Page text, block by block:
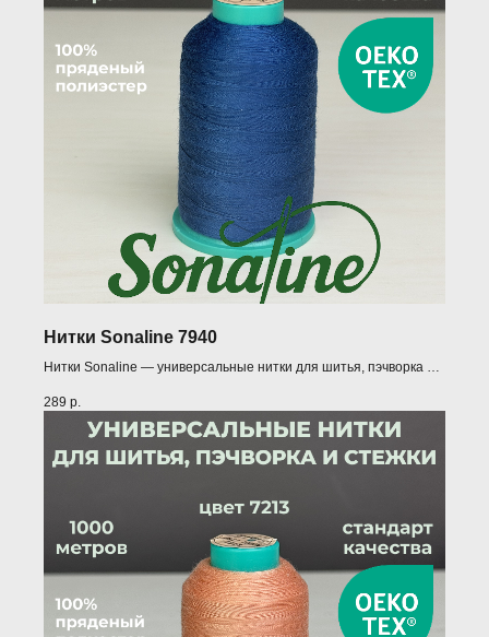
Нитки Sonaline 7940
Нитки Sonaline — универсальные нитки для шитья, пэчворка и
289 р.